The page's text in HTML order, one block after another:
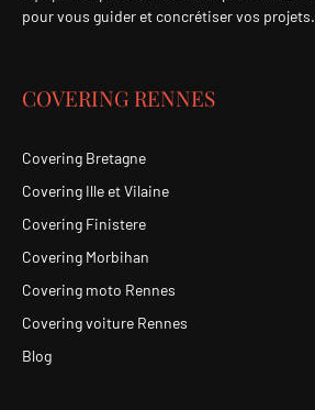
pour vous guider et concrétiser vos projets.
COVERING RENNES
Covering Bretagne
Covering Ille et Vilaine
Covering Finistere
Covering Morbihan
Covering moto Rennes
Covering voiture Rennes
Blog